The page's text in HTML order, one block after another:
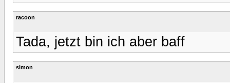
racoon
Tada, jetzt bin ich aber baff
simon